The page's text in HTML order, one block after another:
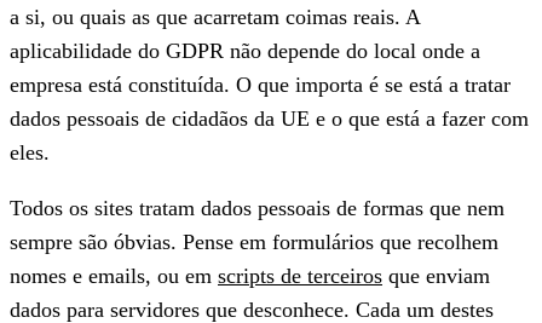
a si, ou quais as que acarretam coimas reais. A
aplicabilidade do GDPR não depende do local onde a
empresa está constituída. O que importa é se está a tratar
dados pessoais de cidadãos da UE e o que está a fazer com
eles.
Todos os sites tratam dados pessoais de formas que nem
sempre são óbvias. Pense em formulários que recolhem
nomes e emails, ou em scripts de terceiros que enviam
dados para servidores que desconhece. Cada um destes